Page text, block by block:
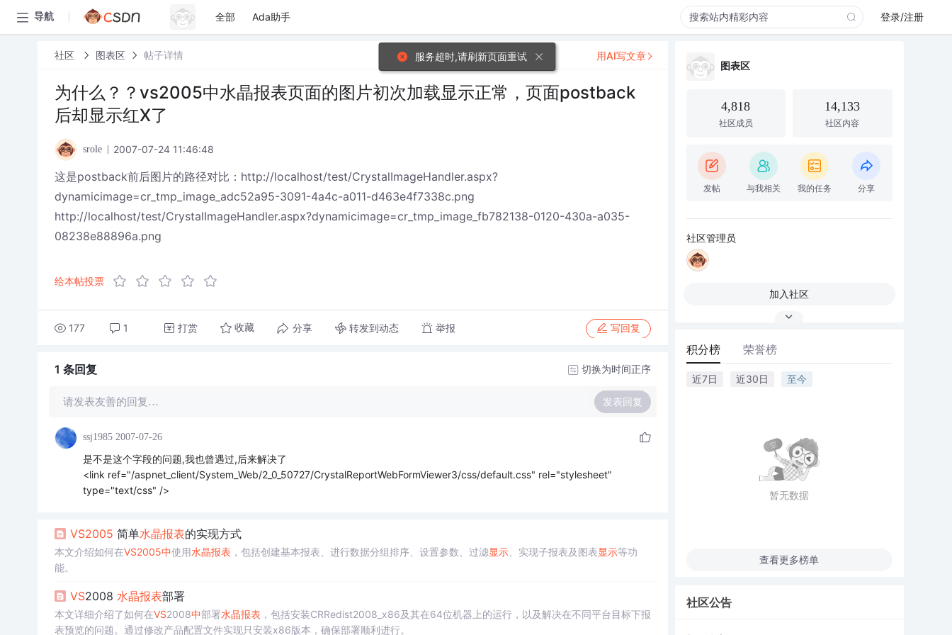
导航 全部 Ada助手 登录/注册
社区 图表区 帖子详情
为什么？？vs2005中水晶报表页面的图片初次加载显示正常，页面postback
后却显示红X了
srole 2007-07-24 11:46:48
这是postback前后图片的路径对比：http://localhost/test/CrystalImageHandler.aspx?
dynamicimage=cr_tmp_image_adc52a95-3091-4a4c-a011-d463e4f7338c.png
http://localhost/test/CrystalImageHandler.aspx?dynamicimage=cr_tmp_image_fb782138-0120-430a-a035-
08238e88896a.png
给本帖投票
177 1 打赏 收藏 分享 转发到动态 举报 写回复
用AI写文章
1 条回复 切换为时间正序
请发表友善的回复… 发表回复
ssj1985 2007-07-26
是不是这个字段的问题,我也曾遇过,后来解决了
<link ref="/aspnet_client/System_Web/2_0_50727/CrystalReportWebFormViewer3/css/default.css" rel="stylesheet"
type="text/css" />
VS2005 简单水晶报表的实现方式
本文介绍如何在VS2005中使用水晶报表 ，包括创建基本报表、进行数据分组排序、设置参数、过滤显示、实现子报表及图表显示等功
能。
VS2008 水晶报表部署
本文详细介绍了如何在VS2008中部署水晶报表 ，包括安装CRRedist2008_x86及其在64位机器上的运行，以及解决在不同平台目标下报
表预览的问题。通过修改产品配置文件实现只安装x86版本，确保部署顺利进行。
图表区
4,818
社区成员
14,133
社区内容
发帖 与我相关 我的任务 分享
社区管理员
加入社区
积分榜 荣誉榜
近7日 近30日 至今
暂无数据
查看更多榜单
社区公告
服务超时,请刷新页面重试